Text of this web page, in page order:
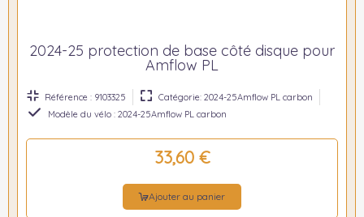
2024-25 protection de base côté disque pour
Amflow PL
Référence : 9103325
Catégorie: 2024-25Amflow PL carbon
Modèle du vélo : 2024-25Amflow PL carbon
33,60 €
Ajouter au panier